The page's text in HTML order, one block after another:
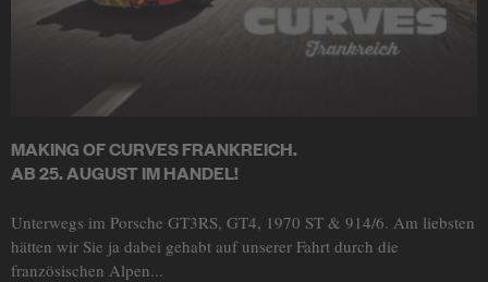
MAKING OF CURVES FRANKREICH.
AB 25. AUGUST IM HANDEL!
Unterwegs im Porsche GT3RS, GT4, 1970 ST & 914/6. Am liebsten
hätten wir Sie ja dabei gehabt auf unserer Fahrt durch die
französischen Alpen...